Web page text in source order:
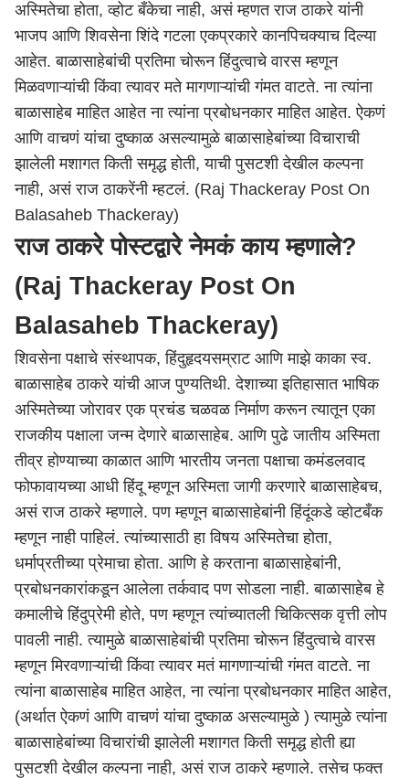
अस्मितेचा होता, व्होट बँकेचा नाही, असं म्हणत राज ठाकरे यांनी
भाजप आणि शिवसेना शिंदे गटला एकप्रकारे कानपिचक्याच दिल्या
आहेत. बाळासाहेबांची प्रतिमा चोरून हिंदुत्वाचे वारस म्हणून
मिळवणाऱ्यांची किंवा त्यावर मते मागणाऱ्यांची गंमत वाटते. ना त्यांना
बाळासाहेब माहित आहेत ना त्यांना प्रबोधनकार माहित आहेत. ऐकणं
आणि वाचणं यांचा दुष्काळ असल्यामुळे बाळासाहेबांच्या विचाराची
झालेली मशागत किती समृद्ध होती, याची पुसटशी देखील कल्पना
नाही, असं राज ठाकरेंनी म्हटलं. (Raj Thackeray Post On
Balasaheb Thackeray)
राज ठाकरे पोस्टद्वारे नेमकं काय म्हणाले?
(Raj Thackeray Post On
Balasaheb Thackeray)
शिवसेना पक्षाचे संस्थापक, हिंदुहृदयसम्राट आणि माझे काका स्व.
बाळासाहेब ठाकरे यांची आज पुण्यतिथी. देशाच्या इतिहासात भाषिक
अस्मितेच्या जोरावर एक प्रचंड चळवळ निर्माण करून त्यातून एका
राजकीय पक्षाला जन्म देणारे बाळासाहेब. आणि पुढे जातीय अस्मिता
तीव्र होण्याच्या काळात आणि भारतीय जनता पक्षाचा कमंडलवाद
फोफावायच्या आधी हिंदू म्हणून अस्मिता जागी करणारे बाळासाहेबच,
असं राज ठाकरे म्हणाले. पण म्हणून बाळासाहेबांनी हिंदूंकडे व्होटबँक
म्हणून नाही पाहिलं. त्यांच्यासाठी हा विषय अस्मितेचा होता,
धर्माप्रतीच्या प्रेमाचा होता. आणि हे करताना बाळासाहेबांनी,
प्रबोधनकारांकडून आलेला तर्कवाद पण सोडला नाही. बाळासाहेब हे
कमालीचे हिंदुप्रेमी होते, पण म्हणून त्यांच्यातली चिकित्सक वृत्ती लोप
पावली नाही. त्यामुळे बाळासाहेबांची प्रतिमा चोरून हिंदुत्वाचे वारस
म्हणून मिरवणाऱ्यांची किंवा त्यावर मतं मागणाऱ्यांची गंमत वाटते. ना
त्यांना बाळासाहेब माहित आहेत, ना त्यांना प्रबोधनकार माहित आहेत,
(अर्थात ऐकणं आणि वाचणं यांचा दुष्काळ असल्यामुळे ) त्यामुळे त्यांना
बाळासाहेबांच्या विचारांची झालेली मशागत किती समृद्ध होती ह्या
पुसटशी देखील कल्पना नाही, असं राज ठाकरे म्हणाले. तसेच फक्त